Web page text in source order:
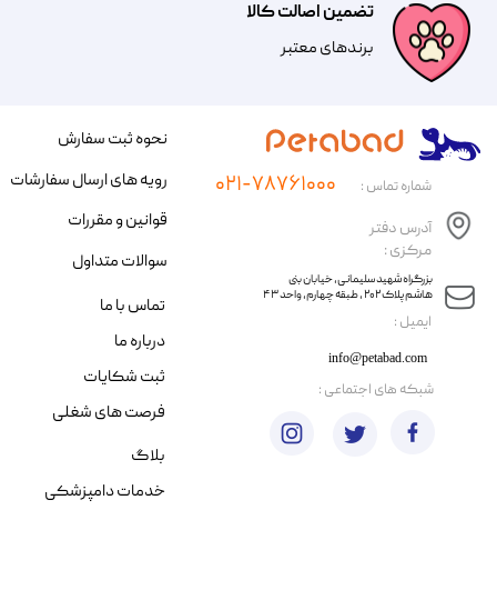
تضمین اصالت کالا
​​برندهای معتبر​​​​​​​
​ایمیل :
آدرس دفتر
مرکزی :
info@petabad.com
​​بزرگراه شهید سلیمانی، خیابان بنی
هاشم پلاک ۲۰۲ ، طبقه چهارم، واحد ۴۳
شماره تماس : ۰۲۱-۷۸۷۶۱۰۰۰
نحوه ثبت سفارش
رویه های ارسال سفارشات
قوانین و مقررات
سوالات متداول
تماس با ما
درباره ما
ثبت شکایات
فرصت های شغلی
​شبکه های اجتماعی :
بلاگ
خدمات دامپزشکی